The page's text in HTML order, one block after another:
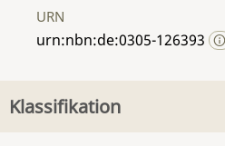
URN
urn:nbn:de:0305-126393
Klassifikation